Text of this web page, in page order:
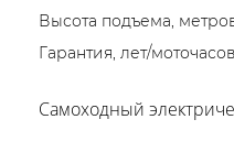
Высота подъема,
Гарантия, лет/моточасов
Самоходный